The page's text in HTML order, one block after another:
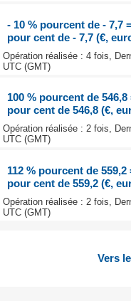
- 10 % pourcent de - 7,7
pour cent de - 7,7 (€,
Opération réalisée : 4 fois,
UTC (GMT)
100 % pourcent de
pour cent de 546,8 (€,
Opération réalisée : 2 fois,
UTC (GMT)
112 % pourcent de
pour cent de 559,2 (€,
Opération réalisée : 2 fois,
UTC (GMT)
Vers